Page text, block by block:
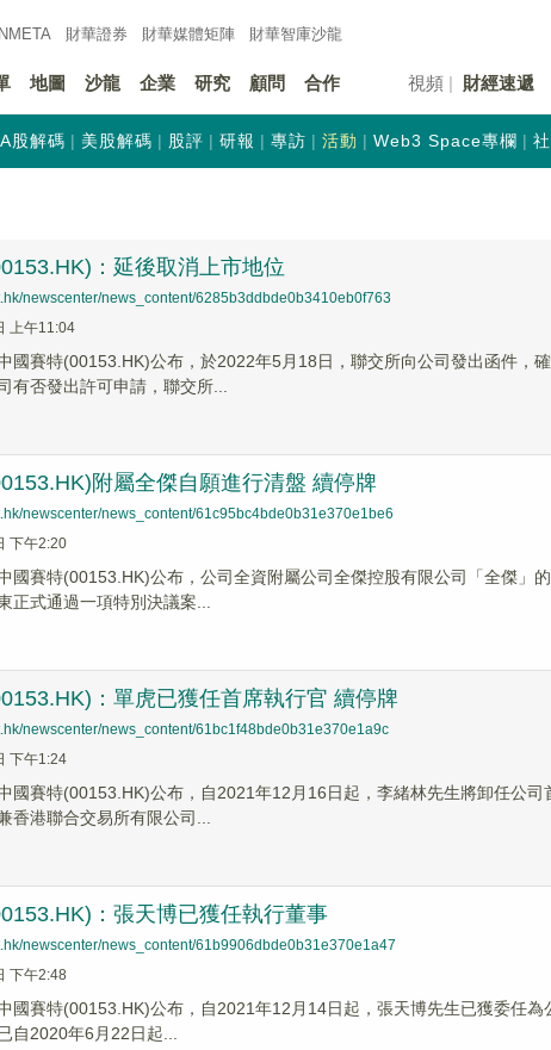
財華證券 財華媒體矩陣 財華智庫沙龍
地圖 沙龍 企業 研究 顧問 合作 視頻 財經速遞
A股解碼 美股解碼 股評 研報 專訪 活動 Web3 Space專欄
：延後取消上市地位
newscenter/news_content/6285b3ddbde0b3410eb0f763
上午11:04
國賽特(00153.HK)公布，於2022年5月18日，聯交所向公司發出函件，
有否發出許可申請，聯交所...
附屬全傑自願進行清盤 續停牌
newscenter/news_content/61c95bc4bde0b31e370e1be6
下午2:20
中國賽特(00153.HK)公布，公司全資附屬公司全傑控股有限公司「全傑
正式通過一項特別決議案...
：單虎已獲任首席執行官 續停牌
newscenter/news_content/61bc1f48bde0b31e370e1a9c
下午1:24
中國賽特(00153.HK)公布，自2021年12月16日起，李緒林先生將卸任公
香港聯合交易所有限公司...
：張天博已獲任執行董事
newscenter/news_content/61b9906dbde0b31e370e1a47
下午2:48
中國賽特(00153.HK)公布，自2021年12月14日起，張天博先生已獲委任
自2020年6月22日起...